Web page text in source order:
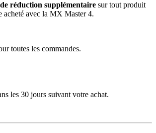
réduction supplémentaire sur tout produit
acheté avec la MX Master 4.
toutes les commandes.
les 30 jours suivant votre achat.